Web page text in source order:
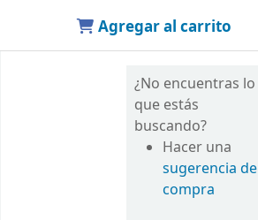
Agregar al carrito
¿No encuentras lo
que estás
buscando?
Hacer una
sugerencia de
compra